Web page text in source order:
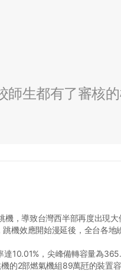
生都有了審核
，導致台灣西半部再度出現
機效應開始漫延後，全台各
10.01%，尖峰備轉容量為
的2部燃氣機組89萬瓩的裝置